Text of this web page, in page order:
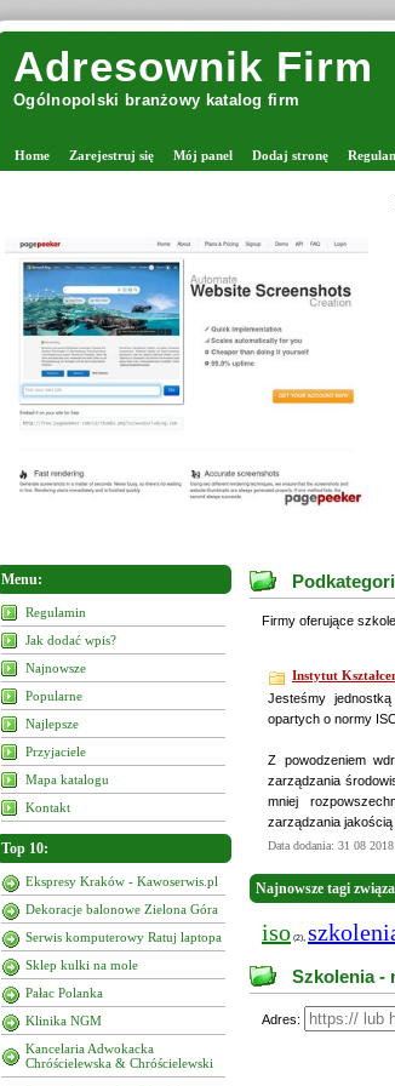
Adresownik Firm
Ogólnopolski branżowy katalog firm
Home Zarejestruj się Mój panel Dodaj stronę
Menu:
Regulamin
Jak dodać wpis?
Najnowsze
Popularne
Najlepsze
Przyjaciele
Mapa katalogu
Kontakt
Top 10:
Ekspresy Kraków - Kawoserwis.pl
Dekoracje balonowe Zielona Góra
Serwis komputerowy Ratuj laptopa
Sklep kulki na mole
Pałac Polanka
Klinika NGM
Kancelaria Adwokacka
Chróścielewska & Chróścielewski
Firmy oferujące
Instytut
Jesteśmy
opartych o normy
Z powodzeniem
zarządzania
mniej
zarządzania jakością
Data dodania: 31 08 2018
Najnowsze tagi
iso (2),
Szkolenia -
Adres: